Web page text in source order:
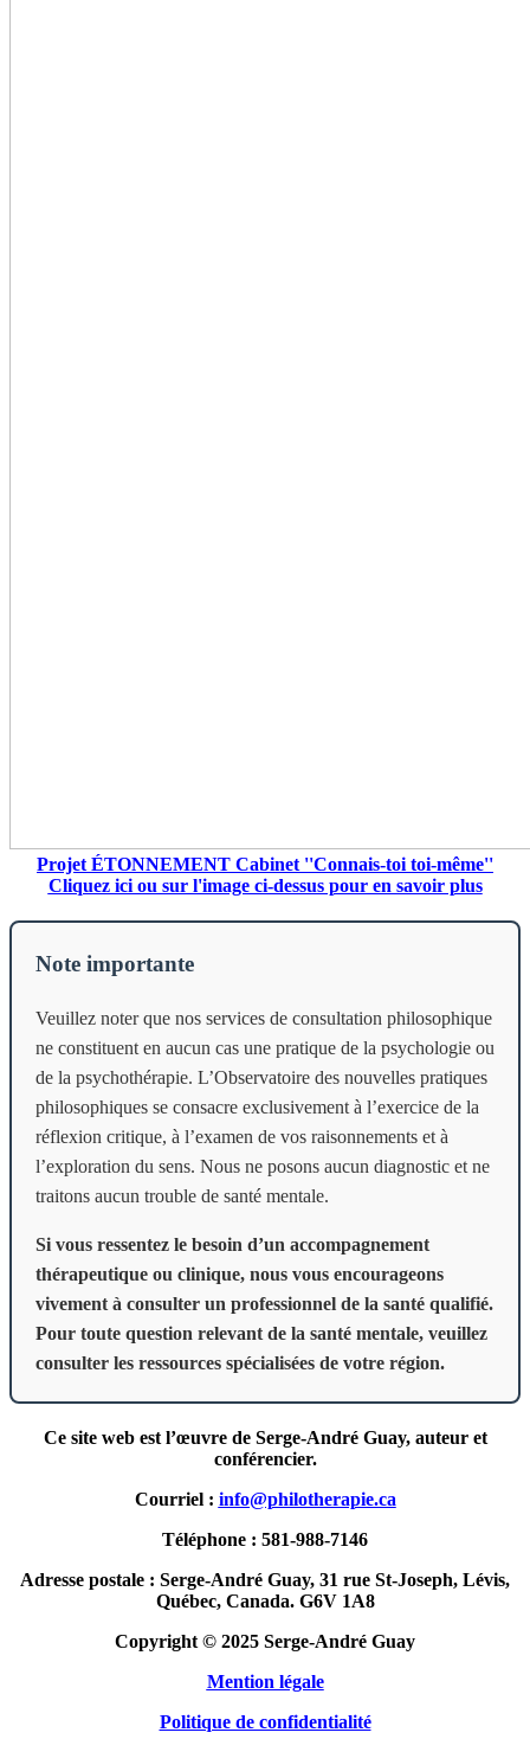
Projet ÉTONNEMENT Cabinet ''Connais-toi toi-même''
Cliquez ici ou sur l'image ci-dessus pour en savoir plus
Note importante
Veuillez noter que nos services de consultation philosophique
ne constituent en aucun cas une pratique de la psychologie ou
de la psychothérapie. L’Observatoire des nouvelles pratiques
philosophiques se consacre exclusivement à l’exercice de la
réflexion critique, à l’examen de vos raisonnements et à
l’exploration du sens. Nous ne posons aucun diagnostic et ne
traitons aucun trouble de santé mentale.
Si vous ressentez le besoin d’un accompagnement
thérapeutique ou clinique, nous vous encourageons
vivement à consulter un professionnel de la santé qualifié.
Pour toute question relevant de la santé mentale, veuillez
consulter les ressources spécialisées de votre région.
Ce site web est l’œuvre de Serge-André Guay, auteur et
conférencier.
Courriel : info@philotherapie.ca
Téléphone : 581-988-7146
Adresse postale : Serge-André Guay, 31 rue St-Joseph, Lévis,
Québec, Canada. G6V 1A8
Copyright © 2025 Serge-André Guay
Mention légale
Politique de confidentialité